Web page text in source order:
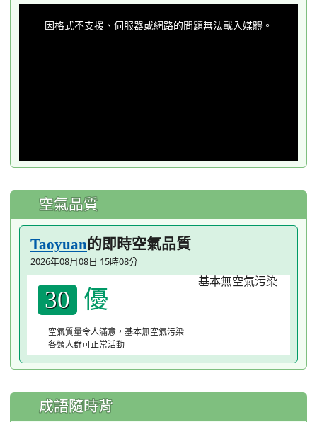
因格式不支援、伺服器或網路的問題無法載入媒體。
空氣品質
Taoyuan的即時空氣品質
2026年08月08日 15時08分
30 優
空氣質量令人滿意，基本無空氣污染
各類人群可正常活動
成語隨時背